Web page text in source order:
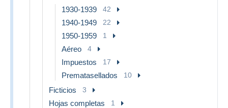
1930-1939 42
1940-1949 22
1950-1959 1
Aéreo 4
Impuestos 17
Prematasellados 10
Ficticios 3
Hojas completas 1